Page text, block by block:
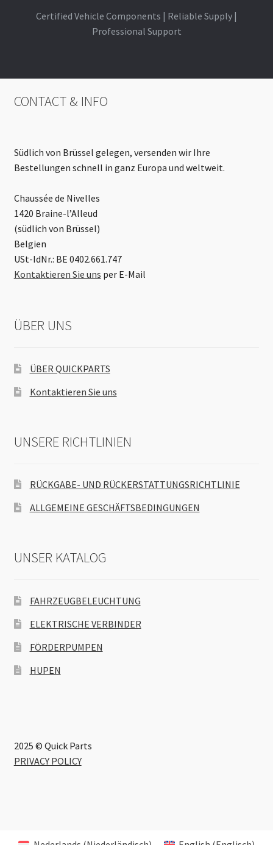
Certified Vehicle Components | Reliable Supply |
Professional Support
CONTACT & INFO
Südlich von Brüssel gelegen, versenden wir Ihre
Bestellungen schnell in ganz Europa und weltweit.
Chaussée de Nivelles
1420 Braine-l’Alleud
(südlich von Brüssel)
Belgien
USt-IdNr.: BE 0402.661.747
Kontaktieren Sie uns per E-Mail
ÜBER UNS
ÜBER QUICKPARTS
Kontaktieren Sie uns
UNSERE RICHTLINIEN
RÜCKGABE- UND RÜCKERSTATTUNGSRICHTLINIE
ALLGEMEINE GESCHÄFTSBEDINGUNGEN
UNSER KATALOG
FAHRZEUGBELEUCHTUNG
ELEKTRISCHE VERBINDER
FÖRDERPUMPEN
HUPEN
2025 © Quick Parts
PRIVACY POLICY